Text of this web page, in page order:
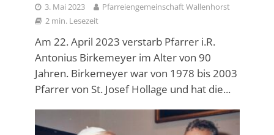
3. Mai 2023
Pfarreiengemeinschaft Wallenhorst
2 min. Lesezeit
Am 22. April 2023 verstarb Pfarrer i.R.
Antonius Birkemeyer im Alter von 90
Jahren. Birkemeyer war von 1978 bis 2003
Pfarrer von St. Josef Hollage und hat die...